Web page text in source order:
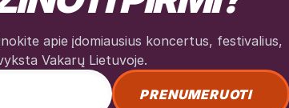
apie įdomiausius koncertus, festivalius,
Vakarų Lietuvoje.
PRENUMERUOTI